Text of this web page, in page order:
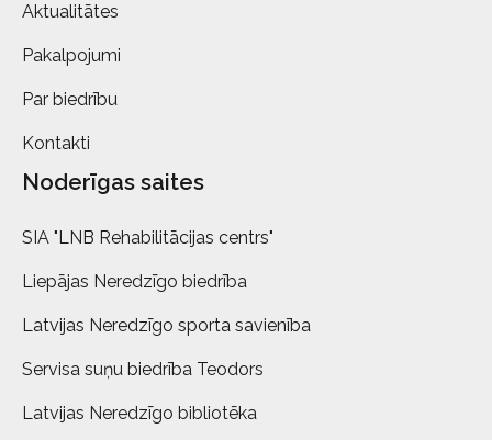
Aktualitātes
Pakalpojumi
Par biedrību
Kontakti
Noderīgas saites
SIA "LNB Rehabilitācijas centrs"
Liepājas Neredzīgo biedrība
Latvijas Neredzīgo sporta savienība
Servisa suņu biedrība Teodors
Latvijas Neredzīgo bibliotēka